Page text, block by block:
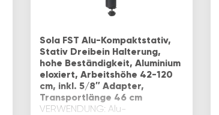
Sola FST Alu-Kompaktstativ,
Stativ Dreibein Halterung,
hohe Beständigkeit, Aluminium
eloxiert, Arbeitshöhe 42-120
cm, inkl. 5/8″ Adapter,
Transportlänge 46 cm
VERWENDUNG: Alu-